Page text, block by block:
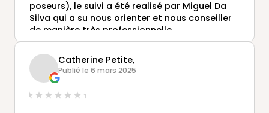
poseurs), le suivi a été realisé par Miguel Da
Silva qui a su nous orienter et nous conseiller
de manière très professionnelle.
Nous vous les recommandons vivement !
Catherine Petite,
Publié le 6 mars 2025